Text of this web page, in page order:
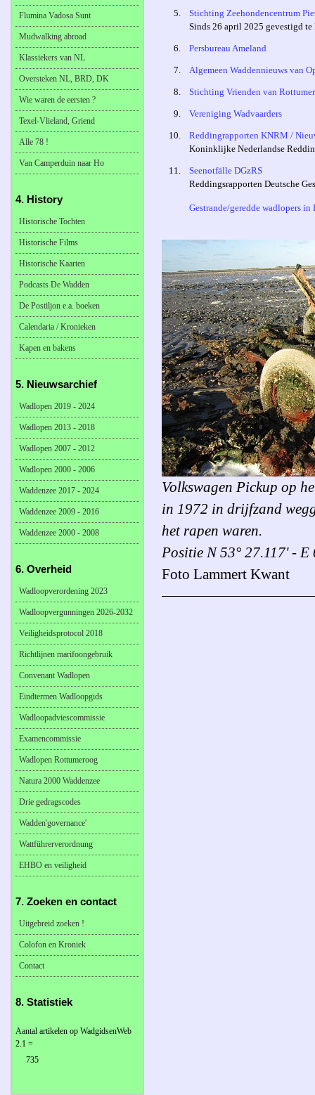
5.
Stichting Zeehondencentrum
Sinds 26 april 2025 gevestigd te
6. Persbureau Ameland
7. Algemeen Waddennieuws van
8. Stichting Vrienden van
9. Vereniging Wadvaarders
10.
Reddingrapporten KNRM /
Koninklijke Nederlandse
11.
Seenotfälle DGzRS
Reddingsrapporten Deutsche
Gestrande/geredde wadlopers
Volkswagen Pickup op
in 1972 in drijfzand
het rapen waren.
Positie N 53° 27.117' - E
Foto Lammert Kwant
Flumina Vadosa Sunt
Mudwalking abroad
Klassiekers van NL
Oversteken NL, BRD, DK
Wie waren de eersten ?
Texel-Vlieland, Griend
Alle 78 !
Van Camperduin naar Ho
4. History
Historische Tochten
Historische Films
Historische Kaarten
Podcasts De Wadden
De Postiljon e.a. boeken
Calendaria / Kronieken
Kapen en bakens
5. Nieuwsarchief
Wadlopen 2019 - 2024
Wadlopen 2013 - 2018
Wadlopen 2007 - 2012
Wadlopen 2000 - 2006
Waddenzee 2017 - 2024
Waddenzee 2009 - 2016
Waddenzee 2000 - 2008
6. Overheid
Wadloopverordening 2023
Wadloopvergunningen 2026-2032
Veiligheidsprotocol 2018
Richtlijnen marifoongebruik
Convenant Wadlopen
Eindtermen Wadloopgids
Wadloopadviescommissie
Examencommissie
Wadlopen Rottumeroog
Natura 2000 Waddenzee
Drie gedragscodes
Wadden'governance'
Wattführerverordnung
EHBO en veiligheid
7. Zoeken en contact
Uitgebreid zoeken !
Colofon en Kroniek
Contact
8. Statistiek
Aantal artikelen op WadgidsenWeb
2.1 =
735